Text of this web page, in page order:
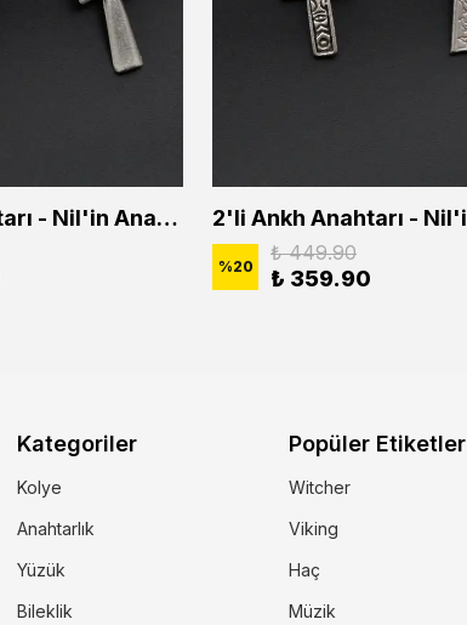
2'li Ankh Anahtarı - Nil'in Anahtarı - Kuru Kafa Erkek Kadın Kolye Seti
%20
₺ 449.90
₺ 359.90
Kategoriler
Kolye
Anahtarlık
Yüzük
Bileklik
Popüler Etiketler
Witcher
Viking
Haç
Müzik